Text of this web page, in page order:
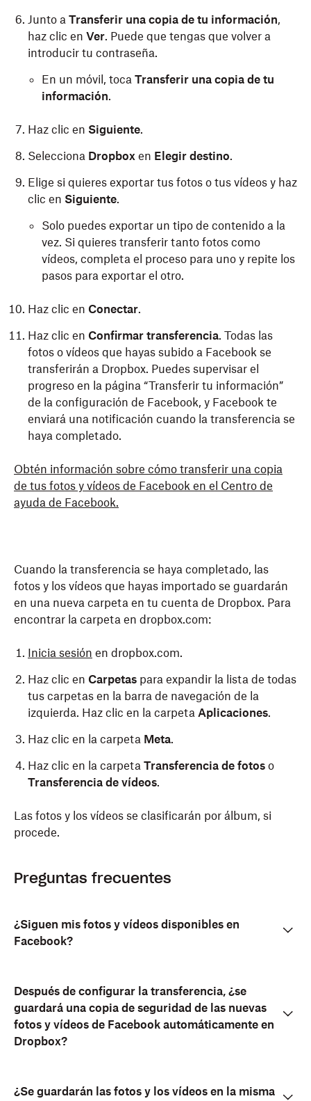
Junto a Transferir una copia de tu información,
haz clic en Ver. Puede que tengas que volver a
introducir tu contraseña.
En un móvil, toca Transferir una copia de tu
información.
Haz clic en Siguiente.
Selecciona Dropbox en Elegir destino.
Elige si quieres exportar tus fotos o tus vídeos y haz
clic en Siguiente.
Solo puedes exportar un tipo de contenido a la
vez. Si quieres transferir tanto fotos como
vídeos, completa el proceso para uno y repite los
pasos para exportar el otro.
Haz clic en Conectar.
Haz clic en Confirmar transferencia. Todas las
fotos o vídeos que hayas subido a Facebook se
transferirán a Dropbox. Puedes supervisar el
progreso en la página “Transferir tu información”
de la configuración de Facebook, y Facebook te
enviará una notificación cuando la transferencia se
haya completado.
Obtén información sobre cómo transferir una copia
de tus fotos y vídeos de Facebook en el Centro de
ayuda de Facebook.
Cuando la transferencia se haya completado, las
fotos y los vídeos que hayas importado se guardarán
en una nueva carpeta en tu cuenta de Dropbox. Para
encontrar la carpeta en dropbox.com:
Inicia sesión en dropbox.com.
Haz clic en Carpetas para expandir la lista de todas
tus carpetas en la barra de navegación de la
izquierda. Haz clic en la carpeta Aplicaciones.
Haz clic en la carpeta Meta.
Haz clic en la carpeta Transferencia de fotos o
Transferencia de vídeos.
Las fotos y los vídeos se clasificarán por álbum, si
procede.
Preguntas frecuentes
¿Siguen mis fotos y vídeos disponibles en
Facebook?
Después de configurar la transferencia, ¿se
guardará una copia de seguridad de las nuevas
fotos y vídeos de Facebook automáticamente en
Dropbox?
¿Se guardarán las fotos y los vídeos en la misma